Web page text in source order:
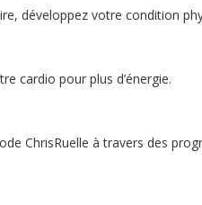
développez votre condition
cardio pour plus d’énergie.
ChrisRuelle à travers des